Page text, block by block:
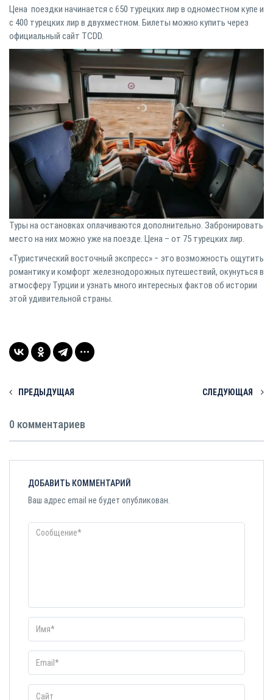
Цена поездки начинается с 650 турецких лир в одноместном купе и
с 400 турецких лир в двухместном. Билеты можно купить через
официальный сайт TCDD.
Туры на остановках оплачиваются дополнительно. Забронировать
место на них можно уже на поезде. Цена – от 75 турецких лир.
«Туристический восточный экспресс» − это возможность ощутить
романтику и комфорт железнодорожных путешествий, окунуться в
атмосферу Турции и узнать много интересных фактов об истории
этой удивительной страны.
ПРЕДЫДУЩАЯ СЛЕДУЮЩАЯ
0 комментариев
ДОБАВИТЬ КОММЕНТАРИЙ
Ваш адрес email не будет опубликован.